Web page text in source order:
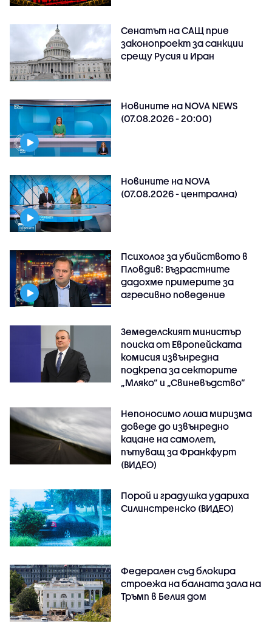
Сенатът на САЩ прие
законопроект за санкции
срещу Русия и Иран
Новините на NOVA NEWS
(07.08.2026 - 20:00)
Новините на NOVA
(07.08.2026 - централна)
Психолог за убийството в
Пловдив: Възрастните
дадохме примерите за
агресивно поведение
Земеделският министър
поиска от Европейската
комисия извънредна
подкрепа за секторите
„Мляко“ и „Свиневъдство“
Непоносимо лоша миризма
доведе до извънредно
кацане на самолет,
пътуващ за Франкфурт
(ВИДЕО)
Порой и градушка удариха
Силинстренско (ВИДЕО)
Федерален съд блокира
строежа на балната зала на
Тръмп в Белия дом